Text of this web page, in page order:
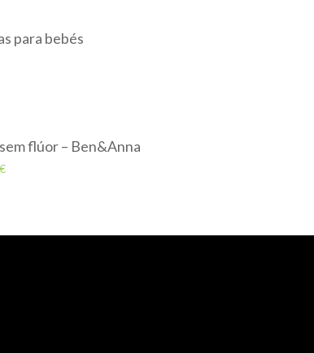
para bebés
flúor – Ben&Anna
€